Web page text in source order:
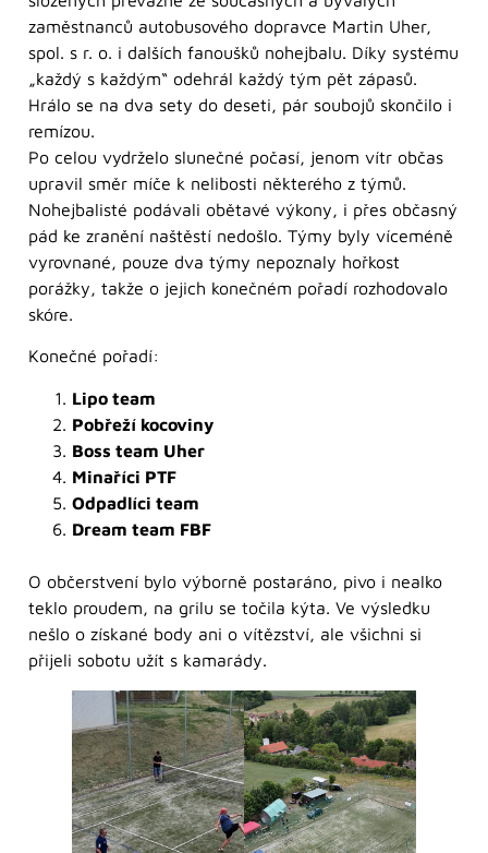
zaměstnanců autobusového dopravce Martin Uher,
spol. s r. o. i dalších fanoušků nohejbalu. Díky systému
„každý s každým“ odehrál každý tým pět zápasů.
Hrálo se na dva sety do deseti, pár soubojů skončilo i
remízou.
Po celou vydrželo slunečné počasí, jenom vítr občas
upravil směr míče k nelibosti některého z týmů.
Nohejbalisté podávali obětavé výkony, i přes občasný
pád ke zranění naštěstí nedošlo. Týmy byly víceméně
vyrovnané, pouze dva týmy nepoznaly hořkost
porážky, takže o jejich konečném pořadí rozhodovalo
skóre.
Konečné pořadí:
Lipo team
Pobřeží kocoviny
Boss team Uher
Minaříci PTF
Odpadlíci team
Dream team FBF
O občerstvení bylo výborně postaráno, pivo i nealko
teklo proudem, na grilu se točila kýta. Ve výsledku
nešlo o získané body ani o vítězství, ale všichni si
přijeli sobotu užít s kamarády.